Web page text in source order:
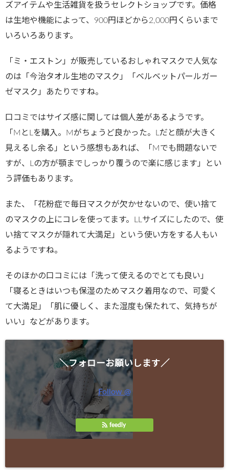
ズアイテムや生活雑貨を扱うセレクトショップです。価格
は生地や機能によって、900円ほどから2,000円くらいまで
いろいろあります。
「ミ・エストン」が販売しているおしゃれマスクで人気な
のは「今治タオル生地のマスク」「ベルベットパールガー
ゼマスク」あたりですね。
口コミではサイズ感に関しては個人差があるようです。
「MとLを購入。Mがちょうど良かった。Lだと顔が大きく
見えるし余る」という感想もあれば、「Mでも問題ないで
すが、Lの方が顎までしっかり覆うので楽に感じます」とい
う評価もあります。
また、「花粉症で毎日マスクが欠かせないので、使い捨て
のマスクの上にコレを使ってます。LLサイズにしたので、使
い捨てマスクが隠れて大満足」という使い方をする人もい
るようですね。
そのほかの口コミには「洗って使えるのでとても良い」
「寝るときはいつも保湿のためマスク着用なので、可愛く
て大満足」「肌に優しく、また湿度も保たれて、気持ちが
いい」などがあります。
＼フォローお願いします／
Follow @
feedly